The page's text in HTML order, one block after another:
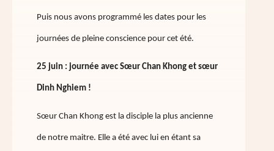
Puis nous avons programmé les dates pour les
journées de pleine conscience pour cet été.
25 juin : journée avec Sœur Chan Khong et sœur
Dinh Nghiem !
Sœur Chan Khong est la disciple la plus ancienne
de notre maitre. Elle a été avec lui en étant sa